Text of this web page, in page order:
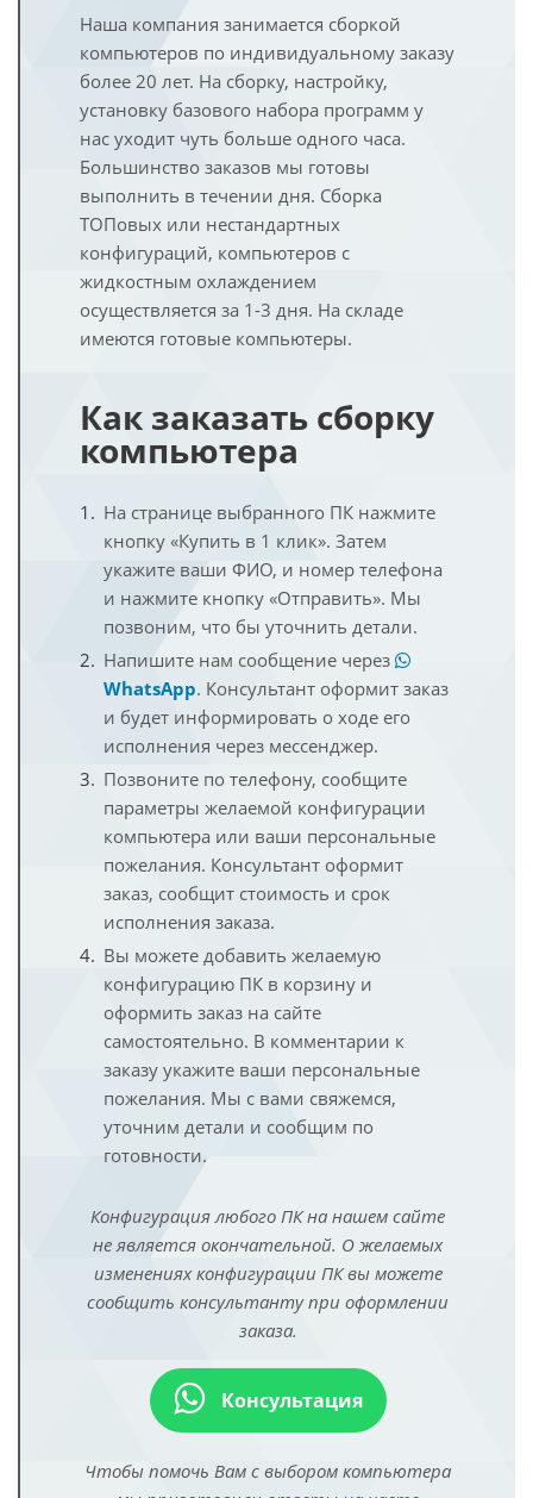
Наша компания занимается сборкой
компьютеров по индивидуальному заказу
более 20 лет. На сборку, настройку,
установку базового набора программ у
нас уходит чуть больше одного часа.
Большинство заказов мы готовы
выполнить в течении дня. Сборка
ТОПовых или нестандартных
конфигураций, компьютеров с
жидкостным охлаждением
осуществляется за 1-3 дня. На складе
имеются готовые компьютеры.
Как заказать сборку
компьютера
На странице выбранного ПК нажмите
кнопку «Купить в 1 клик». Затем
укажите ваши ФИО, и номер телефона
и нажмите кнопку «Отправить». Мы
позвоним, что бы уточнить детали.
Напишите нам сообщение через
WhatsApp. Консультант оформит заказ
и будет информировать о ходе его
исполнения через мессенджер.
Позвоните по телефону, сообщите
параметры желаемой конфигурации
компьютера или ваши персональные
пожелания. Консультант оформит
заказ, сообщит стоимость и срок
исполнения заказа.
Вы можете добавить желаемую
конфигурацию ПК в корзину и
оформить заказ на сайте
самостоятельно. В комментарии к
заказу укажите ваши персональные
пожелания. Мы с вами свяжемся,
уточним детали и сообщим по
готовности.
Конфигурация любого ПК на нашем сайте
не является окончательной. О желаемых
изменениях конфигурации ПК вы можете
сообщить консультанту при оформлении
заказа.
Консультация
Чтобы помочь Вам с выбором компьютера